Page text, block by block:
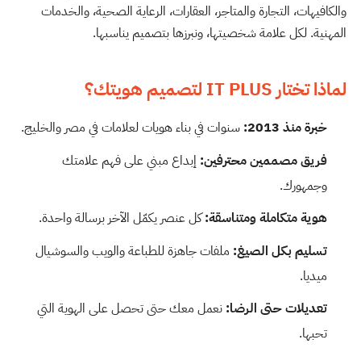
والكافيهات، التجارة والمتاجر، العقارات، الرعاية الصحية، والخدمات
المهنية. لكل علامة شخصيتها، ونبرزها بتصميم يناسبها.
لماذا تختار IT PLUS لتصميم هويتك؟
خبرة منذ 2013:
سنوات في بناء هويات لعلامات في مصر والخليج.
فريق مصممين محترفين: إبداع مبني على فهم علامتك
وجمهورك.
هوية متكاملة ومتناسقة:كل عنصر يكمّل الآخر برسالة واحدة.
تسليم بكل الصيغ: ملفات جاهزة للطباعة والويب والسوشيال
ميديا.
تعديلات حتى الرضا: نعمل معك حتى تحصل على الهوية التي
تحبها.